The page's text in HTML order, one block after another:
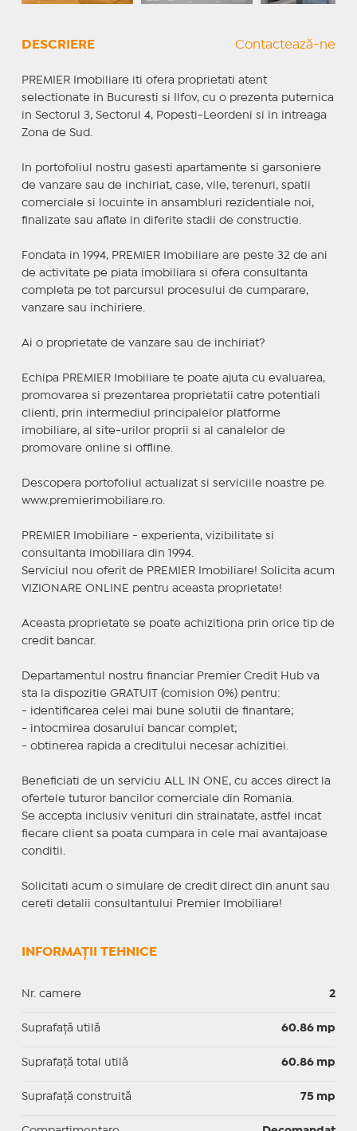
DESCRIERE Contactează-ne
PREMIER Imobiliare iti ofera proprietati atent
selectionate in Bucuresti si Ilfov, cu o prezenta puternica
in Sectorul 3, Sectorul 4, Popesti-Leordeni si in intreaga
Zona de Sud.
In portofoliul nostru gasesti apartamente si garsoniere
de vanzare sau de inchiriat, case, vile, terenuri, spatii
comerciale si locuinte in ansambluri rezidentiale noi,
finalizate sau aflate in diferite stadii de constructie.
Fondata in 1994, PREMIER Imobiliare are peste 32 de ani
de activitate pe piata imobiliara si ofera consultanta
completa pe tot parcursul procesului de cumparare,
vanzare sau inchiriere.
Ai o proprietate de vanzare sau de inchiriat?
Echipa PREMIER Imobiliare te poate ajuta cu evaluarea,
promovarea si prezentarea proprietatii catre potentiali
clienti, prin intermediul principalelor platforme
imobiliare, al site-urilor proprii si al canalelor de
promovare online si offline.
Descopera portofoliul actualizat si serviciile noastre pe
www.premierimobiliare.ro.
PREMIER Imobiliare - experienta, vizibilitate si
consultanta imobiliara din 1994.
Serviciul nou oferit de PREMIER Imobiliare! Solicita acum
VIZIONARE ONLINE pentru aceasta proprietate!
Aceasta proprietate se poate achizitiona prin orice tip de
credit bancar.
Departamentul nostru financiar Premier Credit Hub va
sta la dispozitie GRATUIT (comision 0%) pentru:
- identificarea celei mai bune solutii de finantare;
- intocmirea dosarului bancar complet;
- obtinerea rapida a creditului necesar achizitiei.
Beneficiati de un serviciu ALL IN ONE, cu acces direct la
ofertele tuturor bancilor comerciale din Romania.
Se accepta inclusiv venituri din strainatate, astfel incat
fiecare client sa poata cumpara in cele mai avantajoase
conditii.
Solicitati acum o simulare de credit direct din anunt sau
cereti detalii consultantului Premier Imobiliare!
INFORMAȚII TEHNICE
Nr. camere 2
Suprafaţă utilă 60.86 mp
Suprafaţă total utilă 60.86 mp
Suprafaţă construită 75 mp